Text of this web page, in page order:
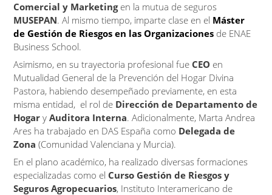
Comercial y Marketingen la mutua de seguros
MUSEPAN. Al mismo tiempo, imparte clase en el Máster
de Gestión de Riesgos en las Organizaciones de ENAE
Business School.
Asimismo, en su trayectoria profesional fue CEO en
Mutualidad General de la Prevención del Hogar Divina
Pastora, habiendo desempeñado previamente, en esta
misma entidad, el rol de Dirección de Departamento de
Hogar yAuditora Interna. Adicionalmente, Marta Andrea
Ares ha trabajado en DAS España como Delegada de
Zona (Comunidad Valenciana y Murcia).
En el plano académico, ha realizado diversas formaciones
especializadas como el Curso Gestión de Riesgos y
Seguros Agropecuarios, Instituto Interamericano de